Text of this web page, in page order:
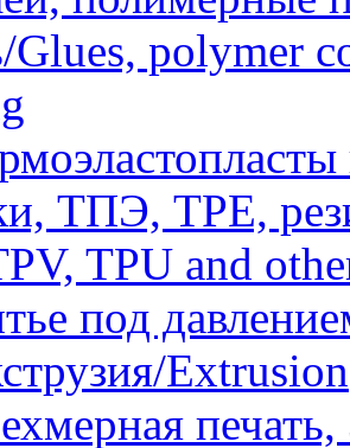
Glues, polymer
ТПЭ, TPE,
TPU and
под
Extrusion